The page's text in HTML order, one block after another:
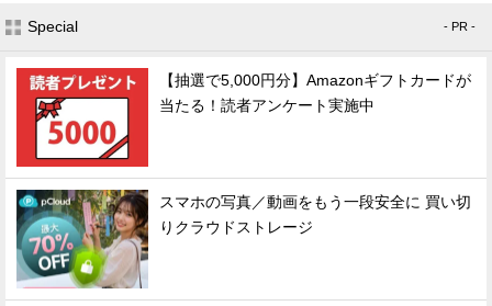
Special - PR -
【抽選で5,000円分】Amazonギフトカードが
当たる！読者アンケート実施中
スマホの写真／動画をもう一段安全に 買い切
りクラウドストレージ